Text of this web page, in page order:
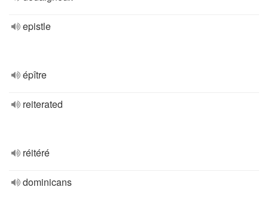
epistle
épître
reiterated
réitéré
dominicans